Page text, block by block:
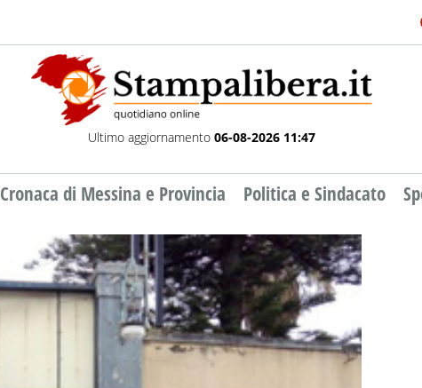
Ultimo aggiornamento 06-08-2026 11:47
Cronaca di Messina e Provincia Politica e Sindacato